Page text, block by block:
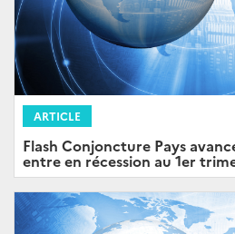
ARTICLE
Flash Conjoncture Pays
entre en récession au 1er